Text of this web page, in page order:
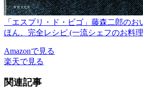
「エスプリ・ド・ビゴ」藤森二郎のお
ほん、完全レシピ (一流シェフのお料
Amazonで見る
楽天で見る
関連記事